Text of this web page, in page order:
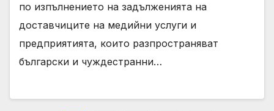
по изпълнението на задълженията на
доставчиците на медийни услуги и
предприятията, които разпространяват
български и чуждестранни…